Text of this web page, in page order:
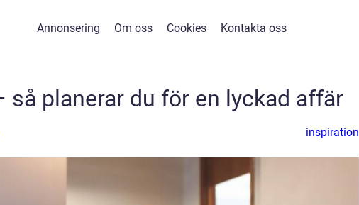
Annonsering Om oss Cookies Kontakta oss
så planerar du för en lyckad affär
inspiration